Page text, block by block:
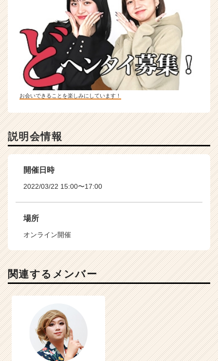
お会いできることを楽しみにしています！
説明会情報
開催日時
2022/03/22 15:00〜17:00
場所
オンライン開催
関連するメンバー